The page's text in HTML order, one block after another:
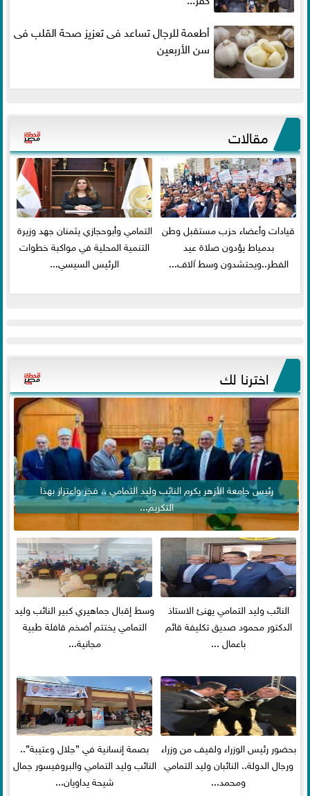
أطعمة للرجال تساعد فى تعزيز صحة القلب فى
سن الأربعين
مقالات
قيادات وأعضاء حزب مستقبل وطن
بدمياط يؤدون صلاة عيد
الفطر..ويحتشدون وسط آلاف...
التمامي وأبوحجازي يثمنان جهد وزيرة
التنمية المحلية في مواكبة خطوات
الرئيس السيسي...
اخترنا لك
رئيس جامعة الأزهر يكرم النائب وليد التمامي .. فخر واعتزاز بهذا
التكريم...
النائب وليد التمامي يهنئ الاستاذ
الدكتور محمود صديق تكليفة قائم
باعمال ...
وسط إقبال جماهيري كبير النائب وليد
التمامي يختتم أضخم قافلة طبية
مجانية...
بحضور رئيس الوزراء ولفيف من وزراء
ورجال الدولة.. النائبان وليد التمامي
ومحمد...
بصمة إنسانية في ”جلال وعتيبة”..
النائب وليد التمامي والبروفيسور جمال
شيحة يداويان...